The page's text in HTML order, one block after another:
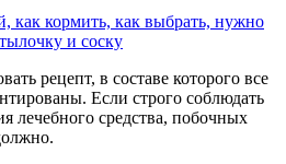
как кормить, как выбрать, нужно
и соску
рецепт, в составе которого все
Если строго соблюдать
лечебного средства, побочных